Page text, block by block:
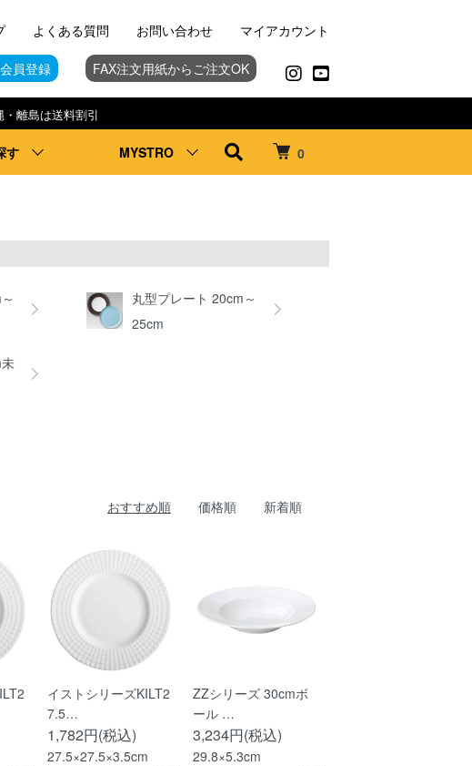
0
離島は送料割引
す MYSTRO
よくある質問 お問い合わせ マイアカウント
員登録 FAX注文用紙からご注文OK
丸型プレート 20cm～
25cm
おすすめ順 価格順 新着順
イストシリーズKILT2
7.5…
1,782円(税込)
27.5×27.5×3.5cm
ZZシリーズ 30cmボ
ール …
3,234円(税込)
29.8×5.3cm